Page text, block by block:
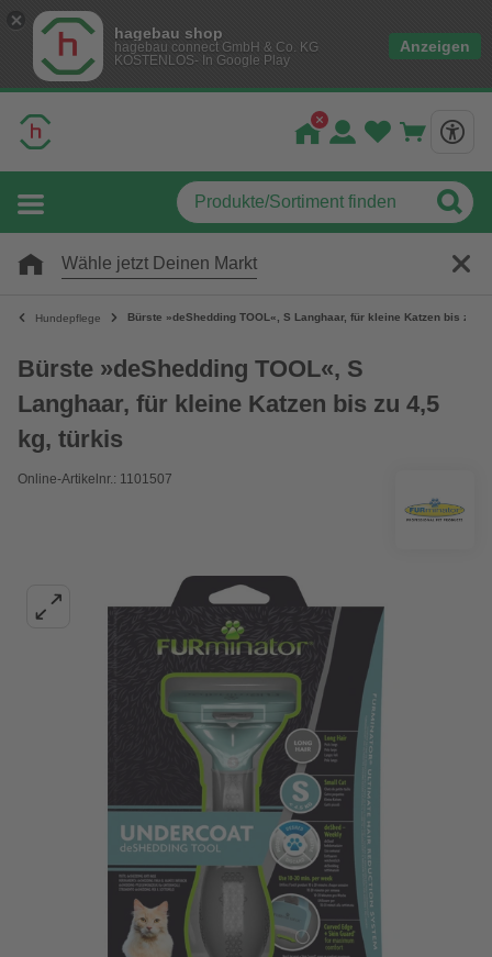
hagebau shop
hagebau connect GmbH & Co. KG
KOSTENLOS- In Google Play
Anzeigen
Wähle jetzt Deinen Markt
Hundepflege Bürste »deShedding TOOL«, S Langhaar, für kleine Katzen bis zu
Bürste »deShedding TOOL«, S
Langhaar, für kleine Katzen bis zu 4,5
kg, türkis
Online-Artikelnr.: 1101507